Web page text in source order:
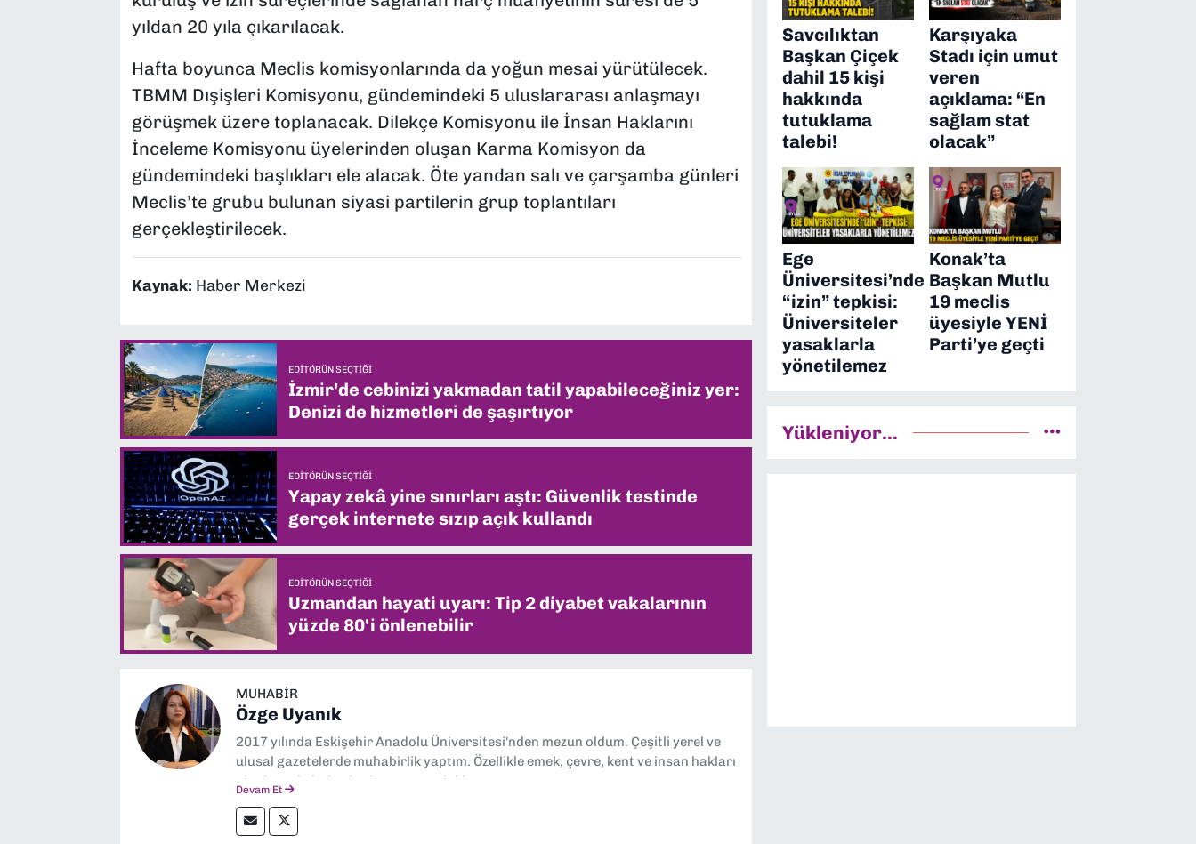
yıldan 20 yıla çıkarılacak.
Hafta boyunca Meclis komisyonlarında da yoğun mesai yürütülecek.
TBMM Dışişleri Komisyonu, gündemindeki 5 uluslararası anlaşmayı
görüşmek üzere toplanacak. Dilekçe Komisyonu ile İnsan Haklarını
İnceleme Komisyonu üyelerinden oluşan Karma Komisyon da
gündemindeki başlıkları ele alacak. Öte yandan salı ve çarşamba günleri
Meclis’te grubu bulunan siyasi partilerin grup toplantıları
gerçekleştirilecek.
Kaynak: Haber Merkezi
EDITÖRÜN SEÇTIĞI
İzmir’de cebinizi yakmadan tatil yapabileceğiniz yer:
Denizi de hizmetleri de şaşırtıyor
EDITÖRÜN SEÇTIĞI
Yapay zekâ yine sınırları aştı: Güvenlik testinde
gerçek internete sızıp açık kullandı
EDITÖRÜN SEÇTIĞI
Uzmandan hayati uyarı: Tip 2 diyabet vakalarının
yüzde 80'i önlenebilir
MUHABIR
Özge Uyanık
2017 yılında Eskişehir Anadolu Üniversitesi'nden mezun oldum. Çeşitli yerel ve
ulusal gazetelerde muhabirlik yaptım. Özellikle emek, çevre, kent ve insan hakları
alanlarında haberler üretmeye odaklanıyorum.
Devam Et
Savcılıktan
Başkan Çiçek
dahil 15 kişi
hakkında
tutuklama
talebi!
Karşıyaka
Stadı için umut
veren
açıklama: “En
sağlam stat
olacak”
Ege
Üniversitesi’nde
“izin” tepkisi:
Üniversiteler
yasaklarla
yönetilemez
Konak’ta
Başkan Mutlu
19 meclis
üyesiyle YENİ
Parti’ye geçti
Yükleniyor...